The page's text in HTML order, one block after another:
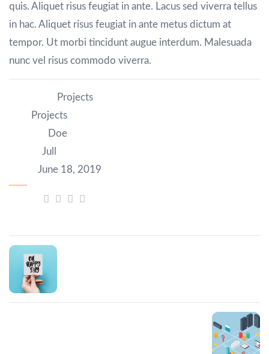
quis. Aliquet risus feugiat in ante. Lacus sed viverra tellus
in hac. Aliquet risus feugiat in ante metus dictum at
tempor. Ut morbi tincidunt augue interdum. Malesuada
nunc vel risus commodo viverra.
Projects
Projects
Doe
Jull
June 18, 2019